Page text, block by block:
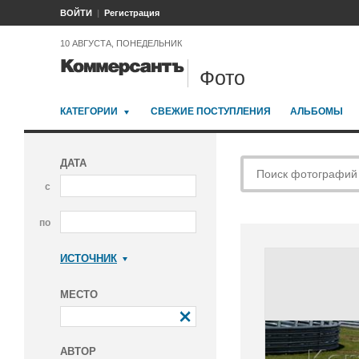
ВОЙТИ Регистрация
10 АВГУСТА, ПОНЕДЕЛЬНИК
Фото
КАТЕГОРИИ СВЕЖИЕ ПОСТУПЛЕНИЯ АЛЬБОМЫ
ДАТА
с
по
ИСТОЧНИК
МЕСТО
АВТОР